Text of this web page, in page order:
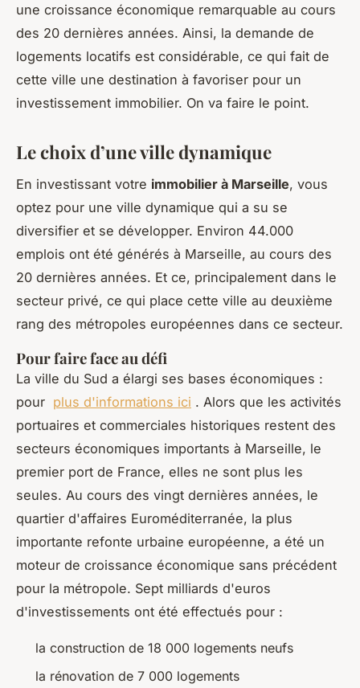
une croissance économique remarquable au cours
des 20 dernières années. Ainsi, la demande de
logements locatifs est considérable, ce qui fait de
cette ville une destination à favoriser pour un
investissement immobilier. On va faire le point.
Le choix d’une ville dynamique
En investissant votre immobilier à Marseille, vous
optez pour une ville dynamique qui a su se
diversifier et se développer. Environ 44.000
emplois ont été générés à Marseille, au cours des
20 dernières années. Et ce, principalement dans le
secteur privé, ce qui place cette ville au deuxième
rang des métropoles européennes dans ce secteur.
Pour faire face au défi
La ville du Sud a élargi ses bases économiques :
pour plus d'informations ici . Alors que les activités
portuaires et commerciales historiques restent des
secteurs économiques importants à Marseille, le
premier port de France, elles ne sont plus les
seules. Au cours des vingt dernières années, le
quartier d'affaires Euroméditerranée, la plus
importante refonte urbaine européenne, a été un
moteur de croissance économique sans précédent
pour la métropole. Sept milliards d'euros
d'investissements ont été effectués pour :
la construction de 18 000 logements neufs
la rénovation de 7 000 logements